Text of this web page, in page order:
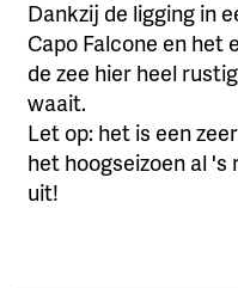
Dankzij de ligging in
Capo Falcone en het
de zee hier heel
waait.
Let op: het is een
het hoogseizoen al
uit!